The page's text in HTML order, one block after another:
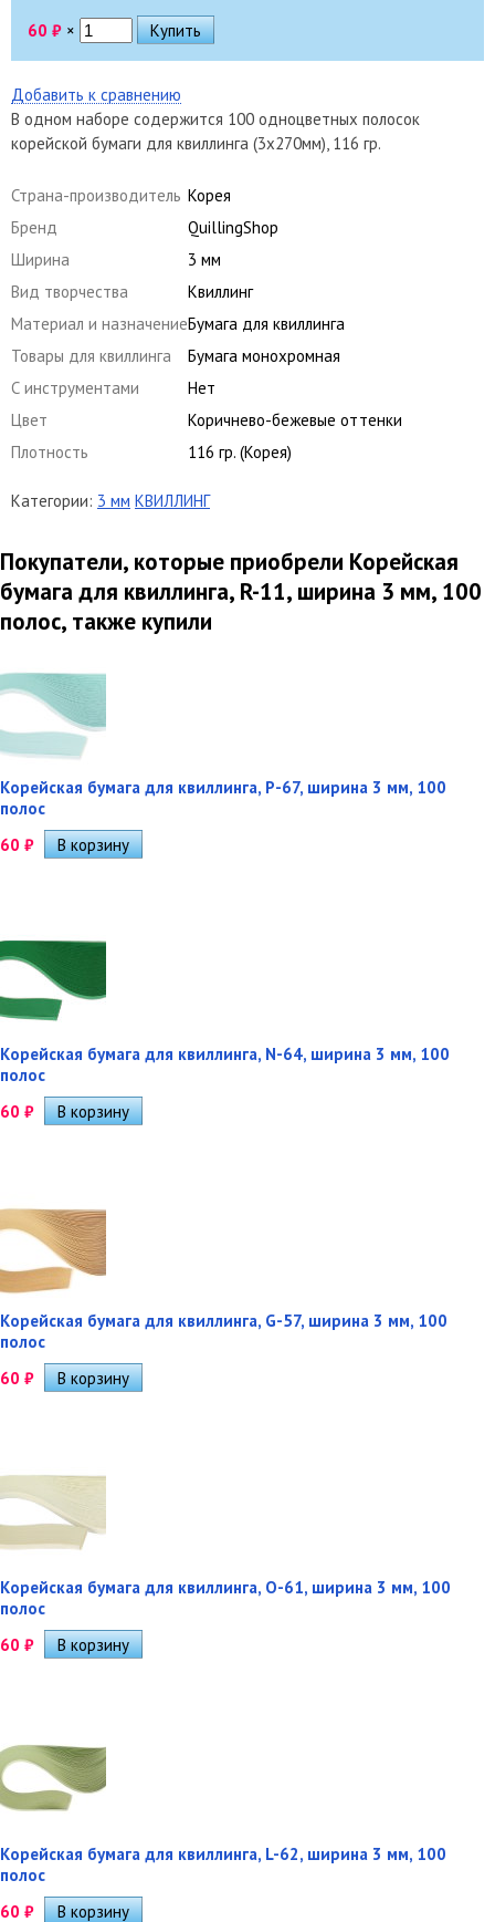
60 ₽ ×
Добавить к сравнению
В одном наборе содержится 100 одноцветных полосок
корейской бумаги для квиллинга (3х270мм), 116 гр.
Страна-производитель Корея
Бренд
QuillingShop
Ширина
3 мм
Вид творчества
Квиллинг
Материал и назначениеБумага для квиллинга
Товары для квиллинга
Бумага монохромная
С инструментами
Нет
Цвет
Коричнево-бежевые оттенки
Плотность
116 гр. (Корея)
Категории: 3 мм КВИЛЛИНГ
Покупатели, которые приобрели Корейская
бумага для квиллинга, R-11, ширина 3 мм, 100
полос, также купили
Корейская бумага для квиллинга, P-67, ширина 3 мм, 100
полос
60 ₽
Корейская бумага для квиллинга, N-64, ширина 3 мм, 100
полос
60 ₽
Корейская бумага для квиллинга, G-57, ширина 3 мм, 100
полос
60 ₽
Корейская бумага для квиллинга, O-61, ширина 3 мм, 100
полос
60 ₽
Корейская бумага для квиллинга, L-62, ширина 3 мм, 100
полос
60 ₽